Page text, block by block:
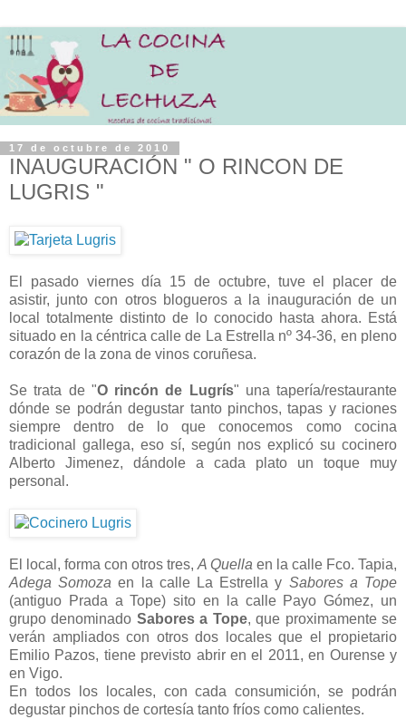
17 de octubre de 2010
INAUGURACIÓN " O RINCON DE
LUGRIS "
El pasado viernes día 15 de octubre, tuve el placer de
asistir, junto con otros blogueros a la inauguración de un
local totalmente distinto de lo conocido hasta ahora. Está
situado en la céntrica calle de La Estrella nº 34-36, en pleno
corazón de la zona de vinos coruñesa.
Se trata de "O rincón de Lugrís" una tapería/restaurante
dónde se podrán degustar tanto pinchos, tapas y raciones
siempre dentro de lo que conocemos como cocina
tradicional gallega, eso sí, según nos explicó su cocinero
Alberto Jimenez, dándole a cada plato un toque muy
personal.
El local, forma con otros tres, A Quella en la calle Fco. Tapia,
Adega Somoza en la calle La Estrella y Sabores a Tope
(antiguo Prada a Tope) sito en la calle Payo Gómez, un
grupo denominado Sabores a Tope, que proximamente se
verán ampliados con otros dos locales que el propietario
Emilio Pazos, tiene previsto abrir en el 2011, en Ourense y
en Vigo.
En todos los locales, con cada consumición, se podrán
degustar pinchos de cortesía tanto fríos como calientes.